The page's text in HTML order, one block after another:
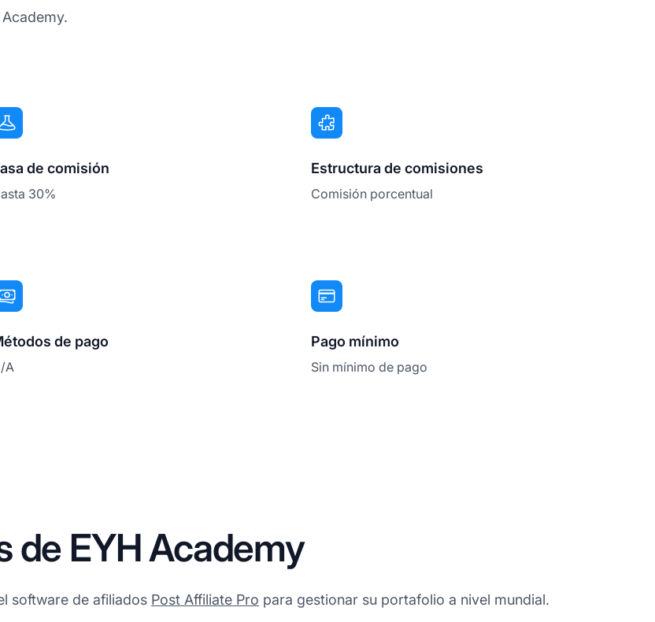
de comisión
30%
Estructura de comisiones
Comisión porcentual
de pago
A
Pago mínimo
Sin mínimo de pago
de EYH Academy
software de afiliados Post Affiliate Pro para gestionar su portafolio a nivel mundial.